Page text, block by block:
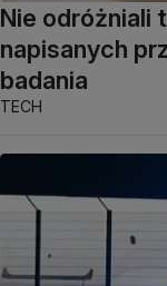
Nie odróżniali
napisanych
badania
TECH